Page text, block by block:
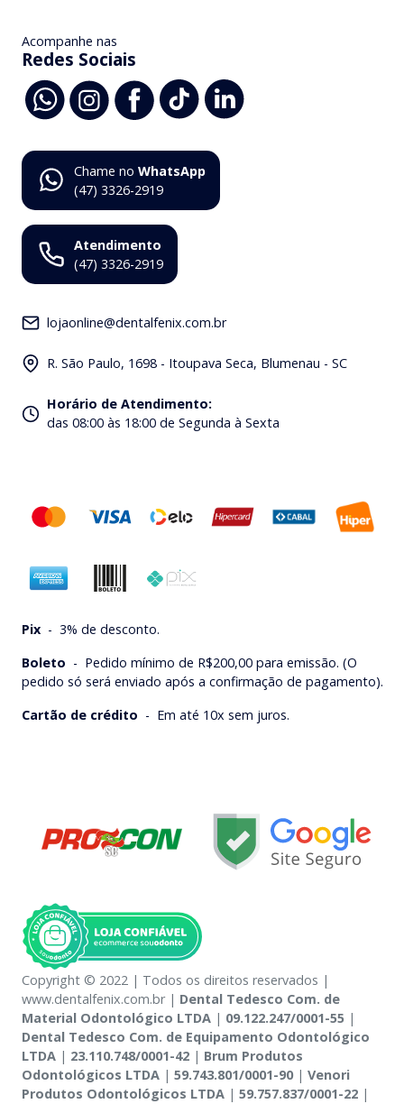
Acompanhe nas
Redes Sociais
Chame no WhatsApp
(47) 3326-2919
Atendimento
(47) 3326-2919
lojaonline@dentalfenix.com.br
R. São Paulo, 1698 - Itoupava Seca, Blumenau - SC
Horário de Atendimento:
das 08:00 às 18:00 de Segunda à Sexta
Pix - 3% de desconto.
Boleto - Pedido mínimo de R$200,00 para emissão. (O
pedido só será enviado após a confirmação de pagamento).
Cartão de crédito - Em até 10x sem juros.
Copyright © 2022 | Todos os direitos reservados |
www.dentalfenix.com.br | Dental Tedesco Com. de
Material Odontológico LTDA | 09.122.247/0001-55 |
Dental Tedesco Com. de Equipamento Odontológico
LTDA | 23.110.748/0001-42 | Brum Produtos
Odontológicos LTDA | 59.743.801/0001-90| Venori
Produtos Odontológicos LTDA | 59.757.837/0001-22 |